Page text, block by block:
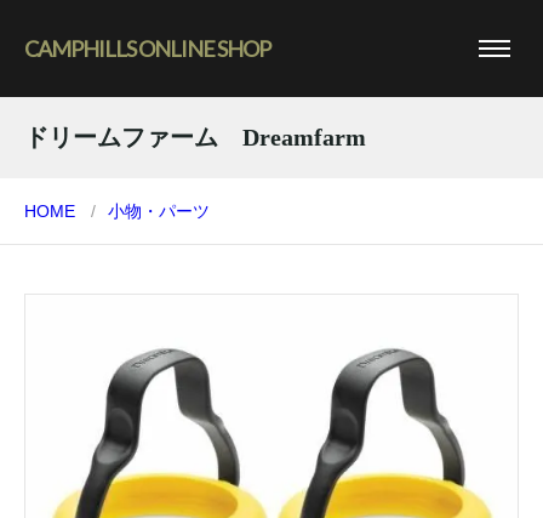
CAMPHILLS ONLINE SHOP
ドリームファーム Dreamfarm
HOME 小物・パーツ